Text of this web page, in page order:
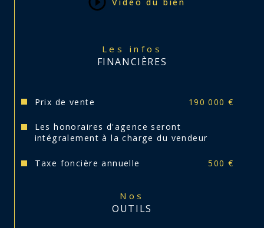
Les infos
FINANCIÈRES
Prix de vente 190 000 €
Les honoraires d'agence seront
intégralement à la charge du vendeur
Taxe foncière annuelle 500 €
Nos
OUTILS